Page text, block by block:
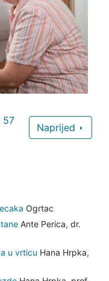
57
Naprijed
Ogrtac
Ante Perica, dr.
u vrticu Hana Hrpka,